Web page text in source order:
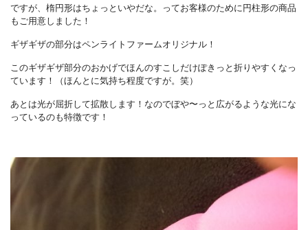
ですが、楕円形はちょっといやだな。ってお客様のために円柱形の商品
もご用意しました！
ギザギザの部分はペンライトファームオリジナル！
このギザギザ部分のおかげでほんのすこしだけぽきっと折りやすくなっ
ています！（ほんとに気持ち程度ですが。笑）
あとは光が屈折して拡散します！なのでぼや〜っと広がるような光にな
っているのも特徴です！